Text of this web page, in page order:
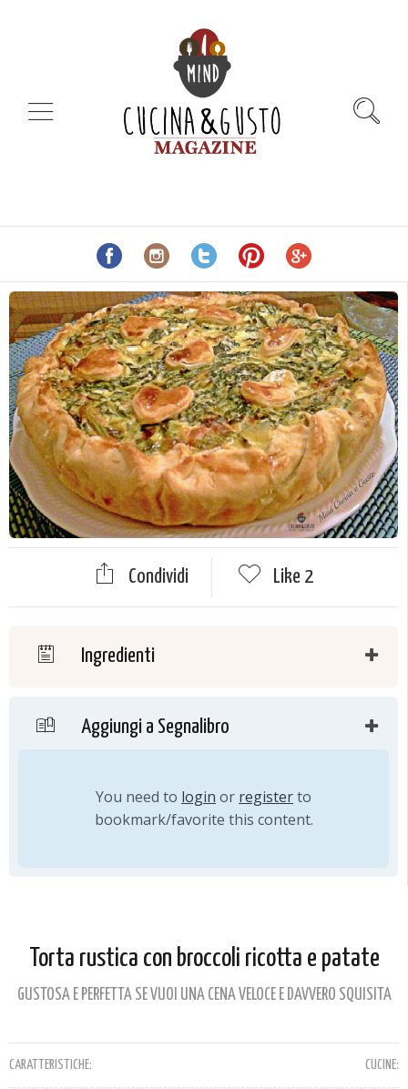
Condividi Like 2
Ingredienti
Aggiungi a Segnalibro
You need to login or registerto
bookmark/favorite this content.
Torta rustica con broccoli ricotta e patate
GUSTOSA E PERFETTA SE VUOI UNA CENA VELOCE E DAVVERO SQUISITA
CARATTERISTICHE: CUCINE: